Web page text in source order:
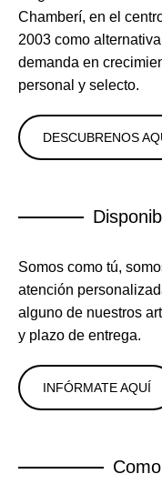
Chamberí, en el
2003 como
demanda en
personal y selecto.
DESCUBRENOS
Somos como tú,
atención
alguno de nuestros
y plazo de entrega.
INFÓRMATE AQUÍ